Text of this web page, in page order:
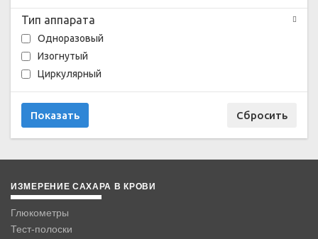
Тип аппарата
Одноразовый
Изогнутый
Циркулярный
ИЗМЕРЕНИЕ САХАРА В КРОВИ
Глюкометры
Тест-полоски